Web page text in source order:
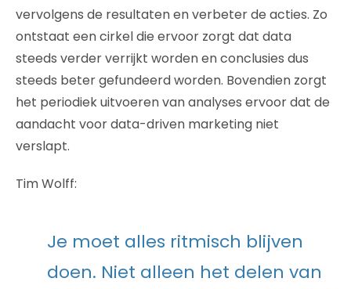
vervolgens de resultaten en verbeter de acties. Zo
ontstaat een cirkel die ervoor zorgt dat data
steeds verder verrijkt worden en conclusies dus
steeds beter gefundeerd worden. Bovendien zorgt
het periodiek uitvoeren van analyses ervoor dat de
aandacht voor data-driven marketing niet
verslapt.
Tim Wolff:
Je moet alles ritmisch blijven
doen. Niet alleen het delen van